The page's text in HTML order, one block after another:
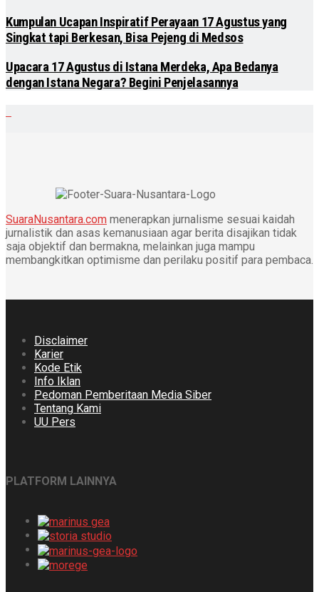
Kumpulan Ucapan Inspiratif Perayaan 17 Agustus yang
Singkat tapi Berkesan, Bisa Pejeng di Medsos
Upacara 17 Agustus di Istana Merdeka, Apa Bedanya
dengan Istana Negara? Begini Penjelasannya
SuaraNusantara.com menerapkan jurnalisme sesuai kaidah
jurnalistik dan asas kemanusiaan agar berita disajikan tidak
saja objektif dan bermakna, melainkan juga mampu
membangkitkan optimisme dan perilaku positif para pembaca.
Disclaimer
Karier
Kode Etik
Info Iklan
Pedoman Pemberitaan Media Siber
Tentang Kami
UU Pers
PLATFORM LAINNYA